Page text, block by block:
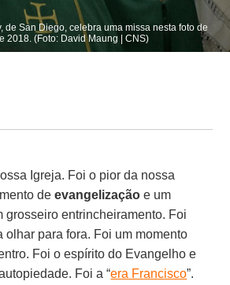
de San Diego, celebra uma missa nesta foto de
2018. (Foto: David Maung | CNS)
Igreja. Foi o pior da nossa
deevangelização e um
grosseiro entrincheiramento. Foi
olhar para fora. Foi um momento
Foi o espírito do Evangelho e
Foi a “era Francisco”.